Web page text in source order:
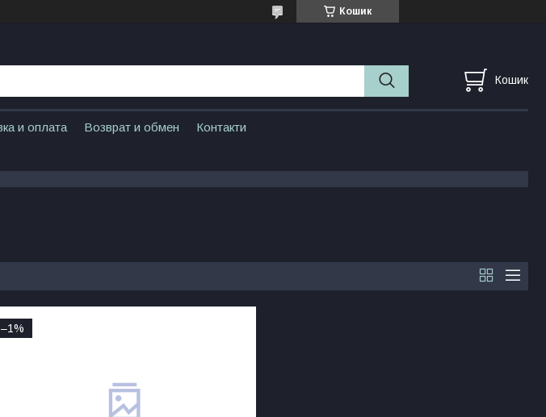
Кошик
Кошик
и оплата Возврат и обмен Контакти
–1%